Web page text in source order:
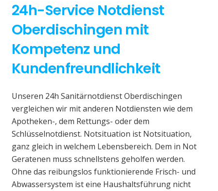
24h-Service Notdienst
Oberdischingen mit
Kompetenz und
Kundenfreundlichkeit
Unseren 24h Sanitärnotdienst Oberdischingen
vergleichen wir mit anderen Notdiensten wie dem
Apotheken-, dem Rettungs- oder dem
Schlüsselnotdienst. Notsituation ist Notsituation,
ganz gleich in welchem Lebensbereich. Dem in Not
Geratenen muss schnellstens geholfen werden.
Ohne das reibungslos funktionierende Frisch- und
Abwassersystem ist eine Haushaltsführung nicht